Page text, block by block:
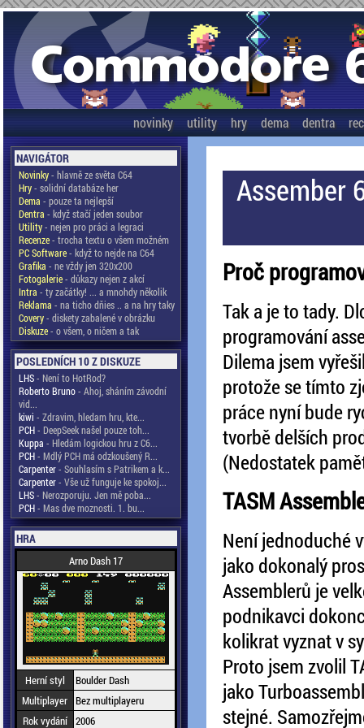
novinky utility hry dema dentra
NAVIGÁTOR
Novinky- hlavně ze světa C64
Hry- solidní databáze her
Dema - pouze ta nejlepší
Dentra - když stačí jeden soubor
Utility- nejen pro práci a legraci
Recenze- trocha textu o všem možném
PC Software- když to nejde na C64
Grafika - ne vždy jen 320x200
Fotogalerie- důkazy nejen z akcí
Intra - ty začátky! ... a mnohdy několik
Reklama - na ticho dňies .. a na hry taky
Covery- diskety zabalené v obrázku
Diskuze- o všem, o ničem a tak
POSLEDNÍCH 10 Z DISKUZE
LHS- Není to HotRod?
Roberto Bruno- Ahoj, sháním závodní
vid...
kiwi - Zdravim, hledam hru, kte...
PCH- DeepSeek našel pouze toh...
Kuppa - Hledám logickou hru z C6...
PCH- Mdlý PCH má odzkoušený R...
Carpenter- Souhlasím s Patrikem a k...
Carpenter- Vše už funguje ke spokoj...
LHS- Nerozporuju. Jen mě poba...
PCH- Mas dve moznosti. 1. bu...
HRA
Arno Dash 17
Herní styl
Boulder Dash
Multiplayer Bez multiplayeru
Rok vydání 2006
Assember
Proč
Tak a je to tady.
programování
Dilema jsem
protože se tímto
práce nyní bude
tvorbě delších
(Nedostatek
TASM
Není jednoduché
jako dokonalý
Assemblerů je
podnikavci
kolikrat vyznat v
Proto jsem zvolil
jako
stejné.